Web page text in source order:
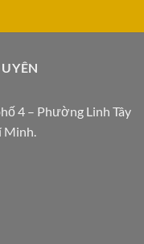
4 – Phường Linh Tây
Minh.